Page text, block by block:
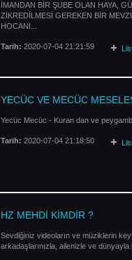
İMANDAN BİR ŞUBE OLAN HAYA,
ZİKREDİLMESİ GEREKEN BİR
HOCANI...
Tarih: 2020-07-04 21:21:59
YECÜC VE MECÜC
Yecüc Mecüc - Kuran dan ve
Tarih: 2020-07-04 21:18:50
HZ MEHDİ KİMDİR ?
Sevdiğiniz videoların ve müziklerin
arkadaşlarınızla, ailenizle ve dünyayla